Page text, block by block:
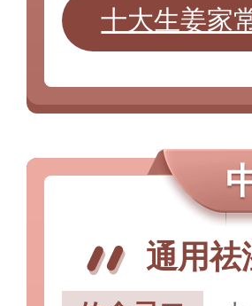
十大生姜家
通用祛